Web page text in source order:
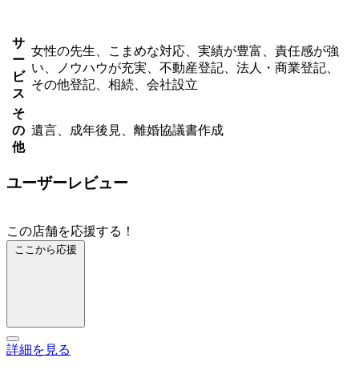
サ
ー
ビ
ス
女性の先生、こまめな対応、実績が豊富、責任感が強
い、ノウハウが充実、不動産登記、法人・商業登記、
その他登記、相続、会社設立
そ
の
他
遺言、成年後見、離婚協議書作成
ユーザーレビュー
この店舗を応援する！
ここから応援
詳細を見る